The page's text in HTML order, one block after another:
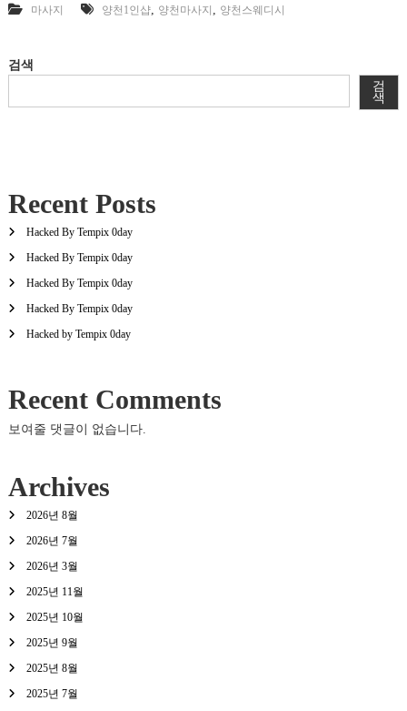
마사지 양천1인샵, 양천마사지 , 양천스웨디시
검색
검
색
Recent Posts
Hacked By Tempix 0day
Hacked By Tempix 0day
Hacked By Tempix 0day
Hacked By Tempix 0day
Hacked by Tempix 0day
Recent Comments
보여줄 댓글이 없습니다.
Archives
2026년 8월
2026년 7월
2026년 3월
2025년 11월
2025년 10월
2025년 9월
2025년 8월
2025년 7월